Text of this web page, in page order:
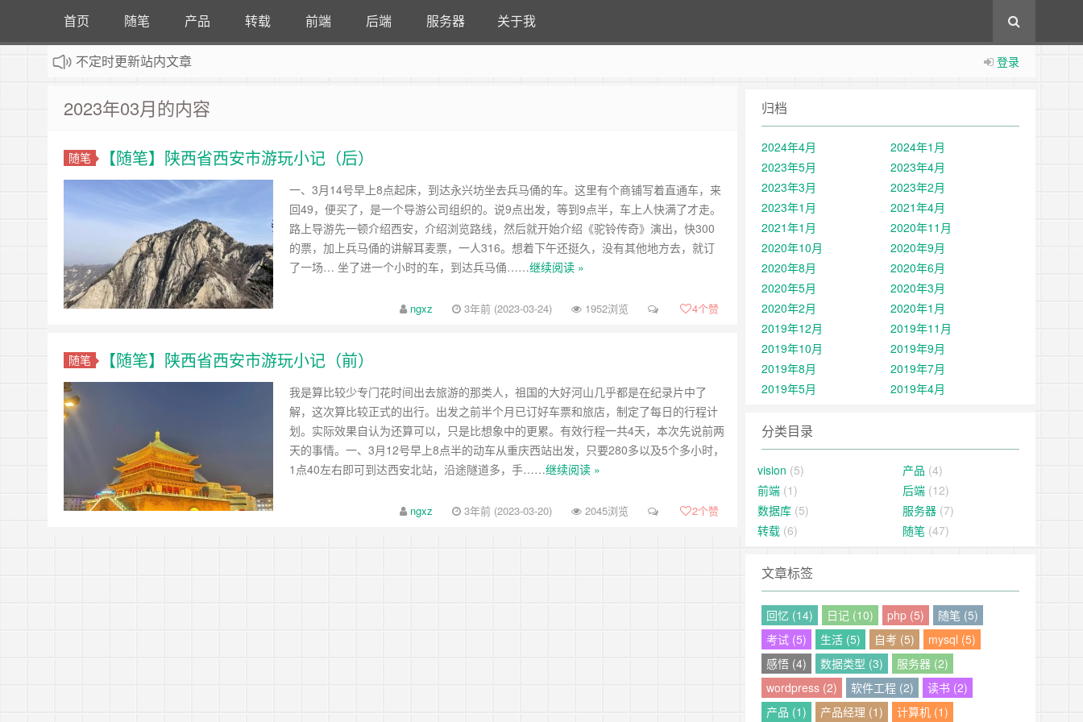
首页 随笔 产品 转载 前端 后端 服务器 关于我
登录
不定时更新站内文章
2023年03月的内容
随笔 【随笔】陕西省西安市游玩小记（后）
一、3月14号早上8点起床，到达永兴坊坐去兵马俑的车。这里有个商铺写着直通车，来
回49，便买了，是一个导游公司组织的。说9点出发，等到9点半，车上人快满了才走。
路上导游先一顿介绍西安，介绍浏览路线，然后就开始介绍《驼铃传奇》演出，快300
的票，加上兵马俑的讲解耳麦票，一人316。想着下午还挺久，没有其他地方去，就订
了一场… 坐了进一个小时的车，到达兵马俑……继续阅读 »
ngxz 3年前 (2023-03-24) 1952浏览 4个赞
随笔 【随笔】陕西省西安市游玩小记（前）
我是算比较少专门花时间出去旅游的那类人，祖国的大好河山几乎都是在纪录片中了
解，这次算比较正式的出行。出发之前半个月已订好车票和旅店，制定了每日的行程计
划。实际效果自认为还算可以，只是比想象中的更累。有效行程一共4天，本次先说前两
天的事情。一、3月12号早上8点半的动车从重庆西站出发，只要280多以及5个多小时，
1点40左右即可到达西安北站，沿途隧道多，手……继续阅读 »
ngxz 3年前 (2023-03-20) 2045浏览 2个赞
归档
2024年4月
2024年1月
2023年5月
2023年4月
2023年3月
2023年2月
2023年1月
2021年4月
2021年1月
2020年11月
2020年10月
2020年9月
2020年8月
2020年6月
2020年5月
2020年3月
2020年2月
2020年1月
2019年12月
2019年11月
2019年10月
2019年9月
2019年8月
2019年7月
2019年5月
2019年4月
分类目录
vision (5) 产品 (4)
前端 (1) 后端 (12)
数据库 (5) 服务器 (7)
转载 (6) 随笔 (47)
文章标签
回忆 (14) 日记 (10) php (5)
随笔 (5)
考试 (5)
生活 (5) 自考 (5)
mysql (5)
感悟 (4)
数据类型 (3)
服务器 (2)
wordpress (2)
软件工程 (2)
读书 (2)
产品 (1)
产品经理 (1) 计算机 (1)